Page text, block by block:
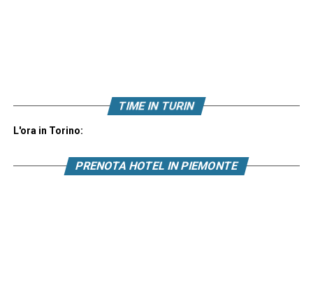
TIME IN TURIN
L'ora in Torino:
PRENOTA HOTEL IN PIEMONTE